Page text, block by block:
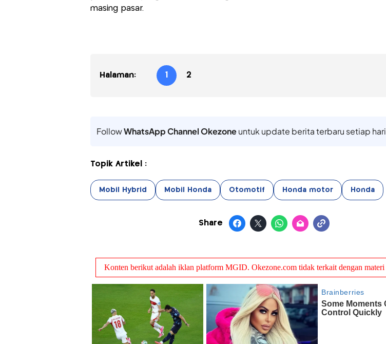
masing pasar.
Halaman: 1 2
FollowWhatsApp Channel Okezoneuntuk update berita terbaru setiap hari
Topik Artikel :
Mobil Hybrid Mobil Honda Otomotif Honda motor Honda
Share